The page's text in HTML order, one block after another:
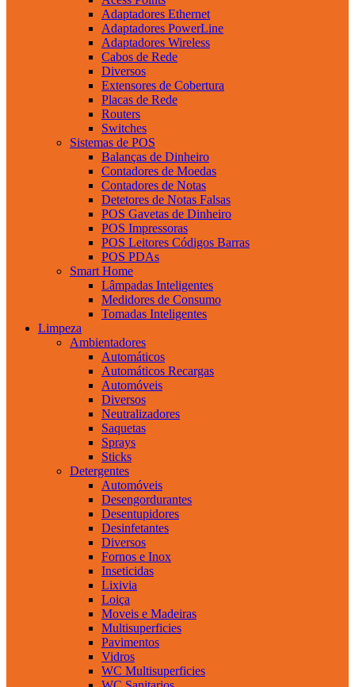
Adaptadores Ethernet
Adaptadores PowerLine
Adaptadores Wireless
Cabos de Rede
Diversos
Extensores de Cobertura
Placas de Rede
Routers
Switches
Sistemas de POS
Balanças de Dinheiro
Contadores de Moedas
Contadores de Notas
Detetores de Notas Falsas
POS Gavetas de Dinheiro
POS Impressoras
POS Leitores Códigos Barras
POS PDAs
Smart Home
Lâmpadas Inteligentes
Medidores de Consumo
Tomadas Inteligentes
Limpeza
Ambientadores
Automáticos
Automáticos Recargas
Automóveis
Diversos
Neutralizadores
Saquetas
Sprays
Sticks
Detergentes
Automóveis
Desengordurantes
Desentupidores
Desinfetantes
Diversos
Fornos e Inox
Inseticidas
Lixivia
Loiça
Moveis e Madeiras
Multisuperficies
Pavimentos
Vidros
WC Multisuperficies